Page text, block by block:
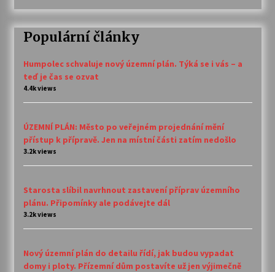
Populární články
Humpolec schvaluje nový územní plán. Týká se i vás – a
teď je čas se ozvat
4.4k views
ÚZEMNÍ PLÁN: Město po veřejném projednání mění
přístup k přípravě. Jen na místní části zatím nedošlo
3.2k views
Starosta slíbil navrhnout zastavení příprav územního
plánu. Připomínky ale podávejte dál
3.2k views
Nový územní plán do detailu řídí, jak budou vypadat
domy i ploty. Přízemní dům postavíte už jen výjimečně